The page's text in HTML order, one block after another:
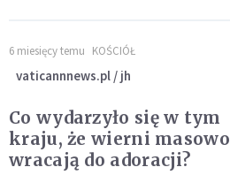
6 miesięcy temu KOŚCIÓŁ
vaticannnews.pl / jh
Co wydarzyło się w tym
kraju, że wierni masowo
wracają do adoracji?